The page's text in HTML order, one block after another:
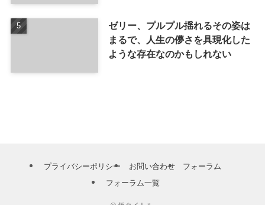
ゼリー、プルプル揺れるその姿は
まるで、人生の儚さを具現化した
ような存在なのかもしれない
プライバシーポリシー お問い合わせ
フォーラム
フォーラム一覧